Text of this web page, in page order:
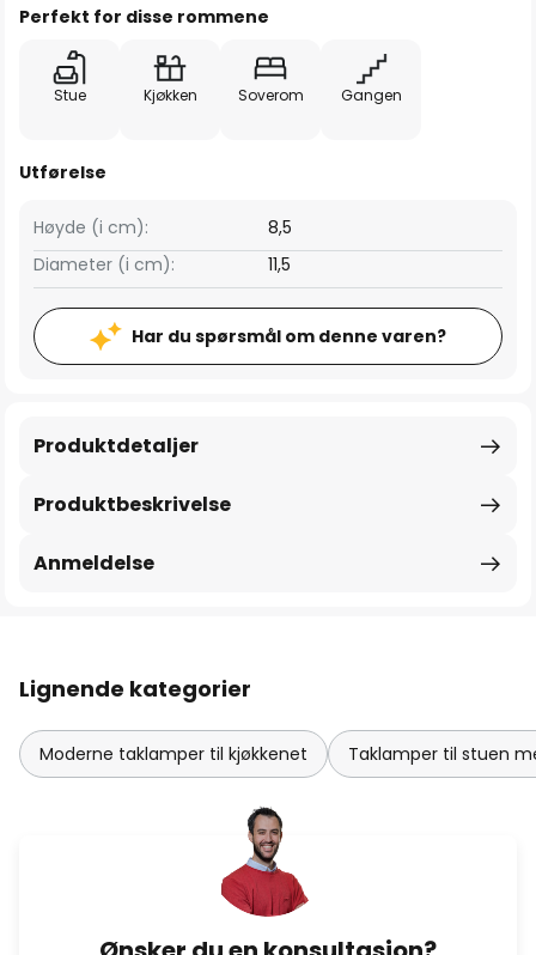
Perfekt for disse rommene
Stue Kjøkken Soverom Gangen
Utførelse
Høyde (i cm):
8,5
Diameter (i cm):
11,5
Har du spørsmål om denne varen?
Produktbeskrivelse
Produktdetaljer
Anmeldelse
Lignende kategorier
Moderne taklamper til kjøkkenet Taklamper til stuen